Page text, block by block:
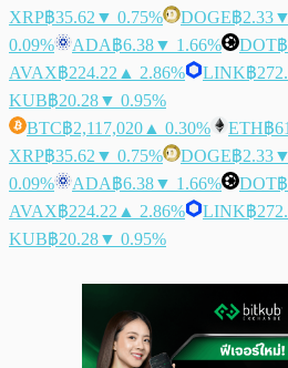
XRP฿35.62 ▼ 0.75% DOGE฿2.33
0.09%
ADA฿6.38▼ 1.66% DOT
AVAX฿224.22 ▲ 2.86% LINK฿
KUB฿20.28▼ 0.95%
BTC฿2,117,020 ▲ 0.30% ETH฿
XRP฿35.62 ▼ 0.75% DOGE฿2.33
0.09%
ADA฿6.38▼ 1.66% DOT
AVAX฿224.22 ▲ 2.86% LINK฿
KUB฿20.28▼ 0.95%